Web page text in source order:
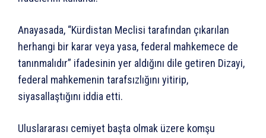
Anayasada, “Kürdistan Meclisi tarafından çıkarılan
herhangi bir karar veya yasa, federal mahkemece de
tanınmalıdır” ifadesinin yer aldığını dile getiren Dizayi,
federal mahkemenin tarafsızlığını yitirip,
siyasallaştığını iddia etti.
Uluslararası cemiyet başta olmak üzere komşu